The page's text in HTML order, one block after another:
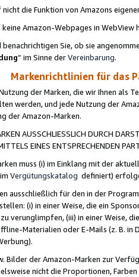
die Funktion von Amazons
Amazon-Webpages in WebView
Sie, ob sie
“ im Sinne derVereinbarung.
Markenrichtlinien für das
der Marken, die wir Ihnen als
werden, und jede Nutzung der
der Amazon-Marken.
AUSSCHLIESSLICH DURCH
EINES ENTSPRECHENDEN
muss (i) im Einklang mit der
Vergütungskatalog definiert)
ausschließlich für den in der
(i) in einer Weise, die ein
verunglimpfen, (iii) in einer Weise,
Materialien oder E-Mails (z. B. in
Bilder der Amazon-Marken zur
nicht die Proportionen,